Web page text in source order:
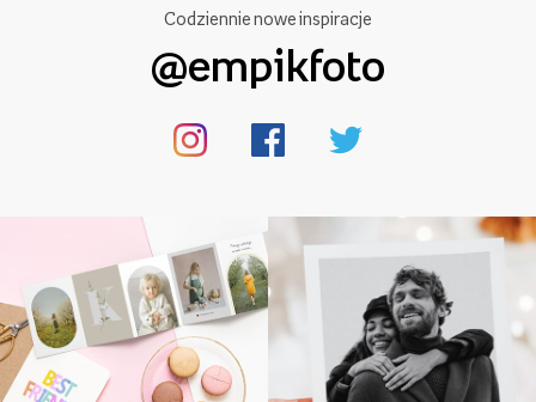
Codziennie nowe inspiracje
@empikfoto